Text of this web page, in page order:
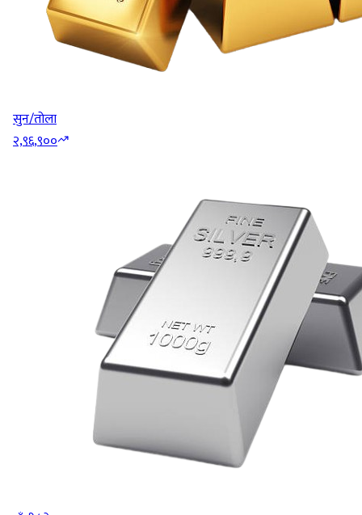
सुन/तोला
२,९६,९००